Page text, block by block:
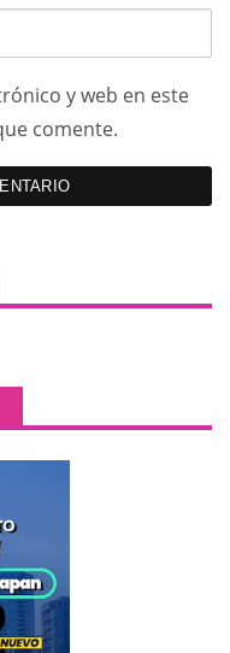
y web en este
comente.